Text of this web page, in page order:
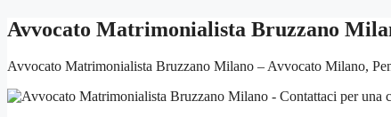
Avvocato Matrimonialista Bruzzano
Avvocato Matrimonialista Bruzzano Milano – Avvocato Milano,